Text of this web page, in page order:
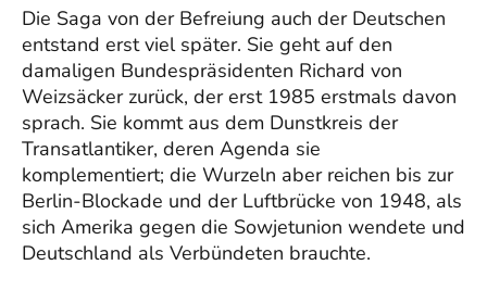
Die Saga von der Befreiung auch der Deutschen
entstand erst viel später. Sie geht auf den
damaligen Bundespräsidenten Richard von
Weizsäcker zurück, der erst 1985 erstmals davon
sprach. Sie kommt aus dem Dunstkreis der
Transatlantiker, deren Agenda sie
komplementiert; die Wurzeln aber reichen bis zur
Berlin-Blockade und der Luftbrücke von 1948, als
sich Amerika gegen die Sowjetunion wendete und
Deutschland als Verbündeten brauchte.